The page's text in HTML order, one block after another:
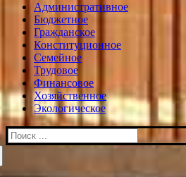
Административное
Бюджетное
Гражданское
Конституционное
Семейное
Трудовое
Финансовое
Хозяйственное
Экологическое
Искать: